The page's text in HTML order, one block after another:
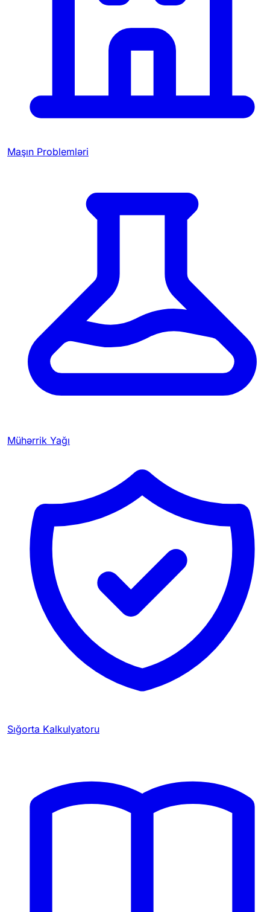
Maşın Problemləri
Mühərrik Yağı
Sığorta Kalkulyatoru